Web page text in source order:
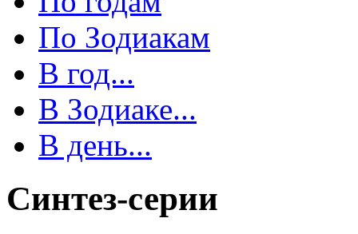
По Зодиакам
В год...
В Зодиаке...
В день...
Синтез-серии